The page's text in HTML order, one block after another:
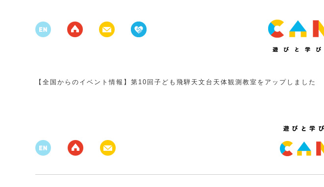
【全国からのイベント情報】第10回子ども飛騨天文台天体観測教室をアップしました